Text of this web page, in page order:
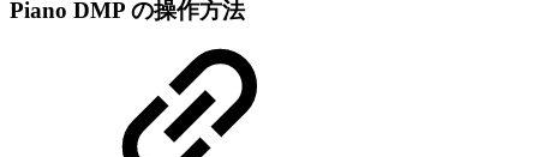
Piano DMP の操作方法